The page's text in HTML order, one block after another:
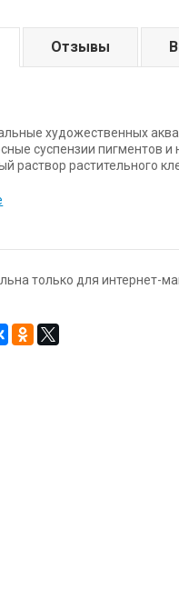
Отзывы
художественных
суспензии пигментов
раствор растительного
кроющей силой пигмента,
часть красок в
только для интернет-